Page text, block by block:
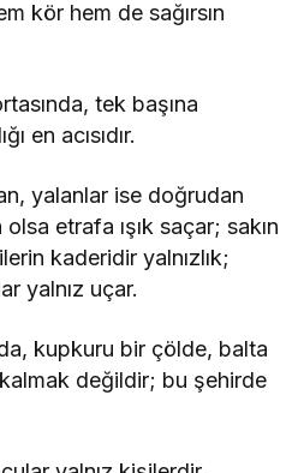
kör hem de sağırsın
tek başına
en acısıdır.
yalanlar ise doğrudan
etrafa ışık saçar; sakın
kaderidir yalnızlık;
yalnız uçar.
kupkuru bir çölde, balta
değildir; bu şehirde